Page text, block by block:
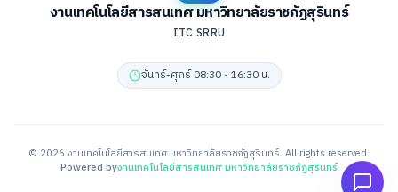
งานเทคโนโลยีสารสนเทศ มหาวิทยาลัยราชภัฏสุรินทร์
ITC SRRU
จันทร์-ศุกร์ 08:30 - 16:30 น.
© 2026 งานเทคโนโลยีสารสนเทศ มหาวิทยาลัยราชภัฏสุรินทร์. All rights reserved.
Powered byงานเทคโนโลยีสารสนเทศ มหาวิทยาลัยราชภัฏสุรินทร์